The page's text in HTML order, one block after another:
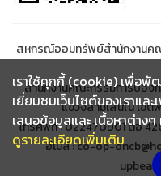
สหกรณ์ออมทรัพย์สำนักงานค
สำนักงานคณะกรรมการป้อง
แขวงสามเสนใน เข
โทรศัพท์ : 022470901 ต่อ
อีเมล์ : co-op-
เราใช้คุกกี้ (cookie) เพื่อพั
เยี่ยมชมเว็บไซต์ของเราแล
เสนอข้อมูลและ เนื้อหาต่างๆ
ดูรายละเอียดเพิ่มเติม